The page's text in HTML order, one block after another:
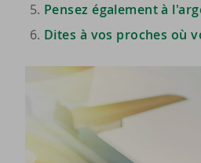
Pensez également à
Dites à vos proches où